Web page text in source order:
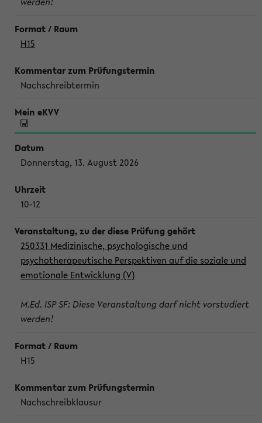
H15
Nachschreibtermin
Donnerstag, 13. August 2026
10-12
250331 Medizinische, psychologische und
psychotherapeutische Perspektiven auf die soziale und
emotionale Entwicklung (V)
M.Ed. ISP SF: Diese Veranstaltung darf nicht vorstudiert
werden!
H15
Nachschreibklausur